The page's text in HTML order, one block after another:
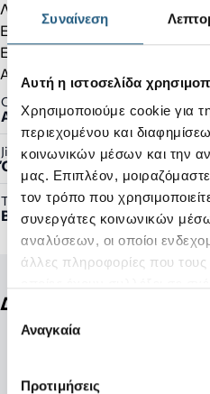
Συναίνεση
Αυτή η ιστοσελίδα
Χρησιμοποιούμε cookie για
περιεχομένου και
κοινωνικών μέσων και την
μας. Επιπλέον,
τον τρόπο που
συνεργάτες κοινωνικών
αναλύσεων, οι οποίοι
άλλες πληροφορίες που
Επιλογή
συγκατάθεσης
Αναγκαία
Προτιμήσεις
Λουράκι στο πίσω μέρος του
Ελαστικά κορδόνια.
Εσωτερική σόλα που αφαιρείται.
Αντιολισθητική και ελαφριά
Gender:
Ανδρικό
Jibbitz™ Ready:
Όχι
Τύπος Προϊόντος:
Boots
Δείτε ακόμη